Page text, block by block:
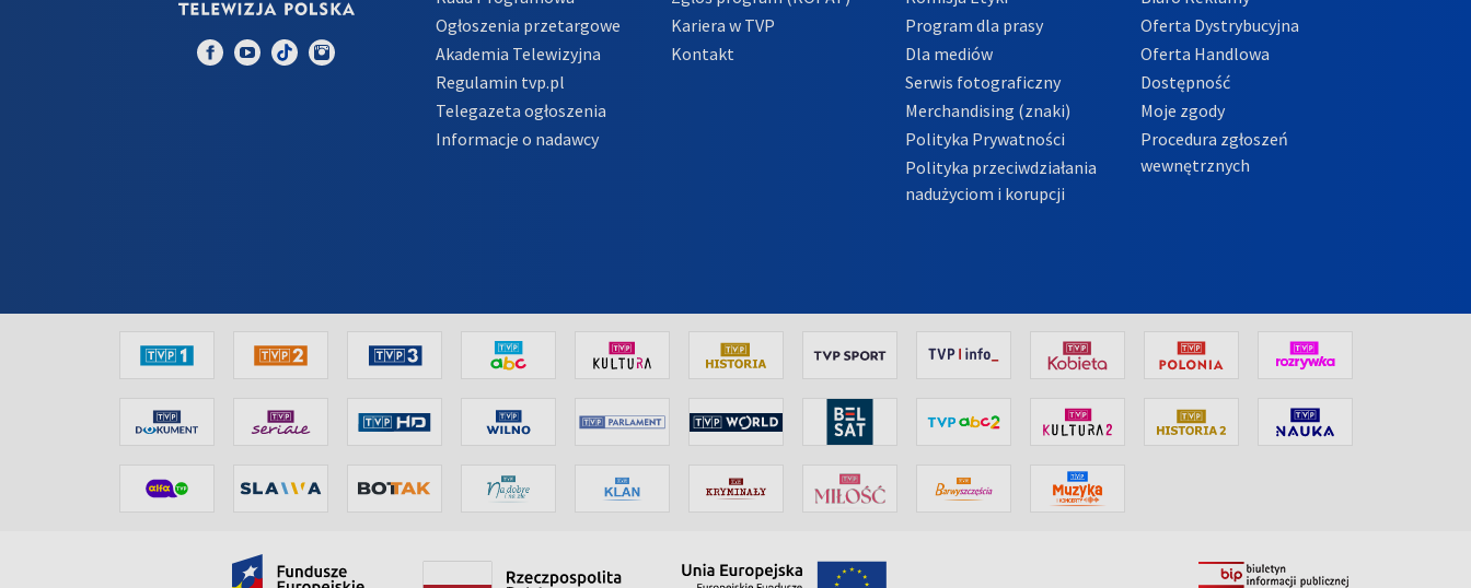
Ogłoszenia przetargowe
Akademia Telewizyjna
Regulamin tvp.pl
Telegazeta ogłoszenia
Informacje o nadawcy
Kariera w TVP
Kontakt
Program dla prasy
Dla mediów
Serwis fotograficzny
Merchandising (znaki)
Polityka Prywatności
Polityka przeciwdziałania
nadużyciom i korupcji
Oferta Dystrybucyjna
Oferta Handlowa
Dostępność
Moje zgody
Procedura zgłoszeń
wewnętrznych